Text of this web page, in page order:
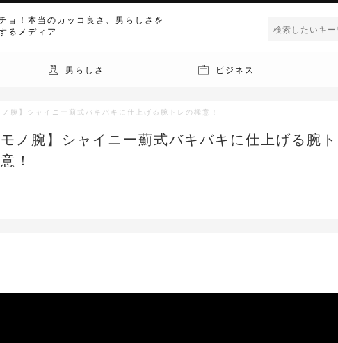
ョ！本当のカッコ良さ、男らしさを
るメディア
男らしさ ビジネス
腕】シャイニー薊式バキバキに仕上げる腕トレの極意！
モノ腕】シャイニー薊式バキバキに仕上げる腕ト
！